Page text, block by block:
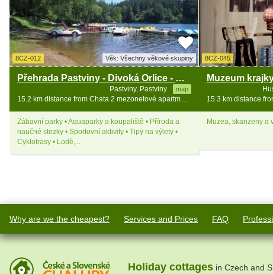
8CZ-012 Věk: Všechny věkové skupiny
Přehrada Pastviny - Divoká Orlice - Nekoř
Pastviny, Pastviny map
15.2 km distance from Chata 2 mezonetové apartmány - Zakletý
Zábavní parky • Aquaparky a koupaliště • Příroda a
naučné stezky • Sportovní aktivity • Tipy na výlety •
Cyklotrasy • Lodě,...
8CZ-045
Muzeum
Muzea, skanzeny a
Why are we the cheapest? Services and Prices FAQ
Holiday cottages in Czech and